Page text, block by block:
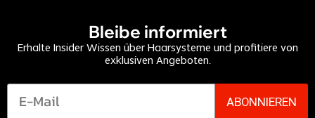
Bleibe informiert
Erhalte Insider Wissen über Haarsysteme und profitiere von
exklusiven Angeboten.
ABONNIEREN